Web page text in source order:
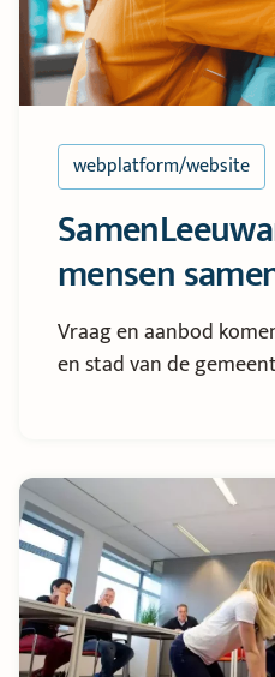
webplatform/website
mensen
Vraag en aanbod
en stad van de